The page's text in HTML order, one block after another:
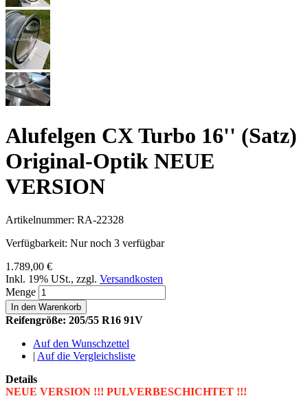
Alufelgen CX Turbo 16'' (Satz)
Original-Optik NEUE
VERSION
Artikelnummer: RA-22328
Verfügbarkeit: Nur noch 3 verfügbar
1.789,00 €
Inkl. 19% USt., zzgl. Versandkosten
Menge
In den Warenkorb
Reifengröße: 205/55 R16 91V
Auf den Wunschzettel
| Auf die Vergleichsliste
Details
NEUE VERSION !!! PULVERBESCHICHTET !!!